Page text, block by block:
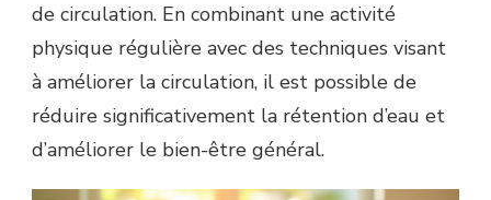
de circulation. En combinant une activité
physique régulière avec des techniques visant
à améliorer la circulation, il est possible de
réduire significativement la rétention d’eau et
d’améliorer le bien-être général.